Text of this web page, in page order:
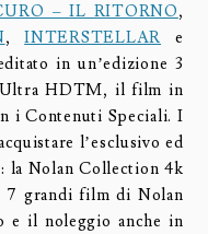
– IL RITORNO,
,INTERSTELLAR e
in un’edizione 3
HDTM, il film in
i Contenuti Speciali. I
l’esclusivo ed
la Nolan Collection 4k
grandi film di Nolan
e il noleggio anche in